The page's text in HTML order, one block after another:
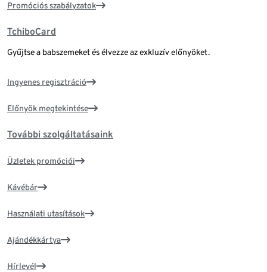
Promóciós szabályzatok
TchiboCard
Gyűjtse a babszemeket és élvezze az exkluzív előnyöket.
Ingyenes regisztráció
Előnyök megtekintése
További szolgáltatásaink
Üzletek promóciói
Kávébár
Használati utasítások
Ajándékkártya
Hírlevél